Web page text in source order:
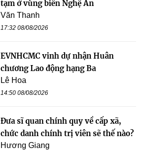
tạm ở vùng biên Nghệ An
Văn Thanh
17:32 08/08/2026
EVNHCMC vinh dự nhận Huân
chương Lao động hạng Ba
Lê Hoa
14:50 08/08/2026
Đưa sĩ quan chính quy về cấp xã,
chức danh chính trị viên sẽ thế nào?
Hương Giang